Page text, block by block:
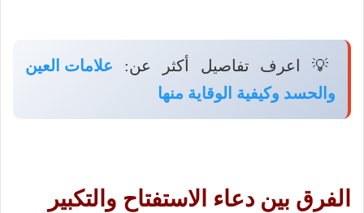
💡 اعرف تفاصيل أكثر عن: علامات العين
والحسد وكيفية الوقاية منها
الفرق بين دعاء الاستفتاح والتكبير